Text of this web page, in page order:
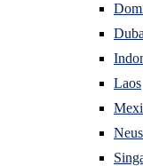
Laos